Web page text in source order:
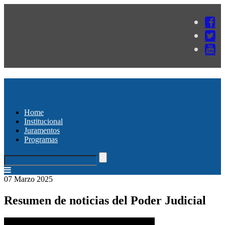
Home
Institucional
Juramentos
Programas
07 Marzo 2025
Resumen de noticias del Poder Judicial